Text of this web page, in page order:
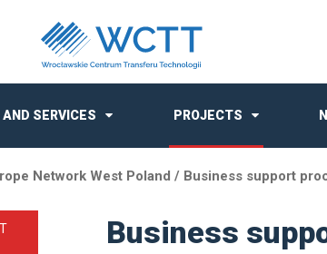
AND SERVICES PROJECTS
Network West Poland / Business support
Business